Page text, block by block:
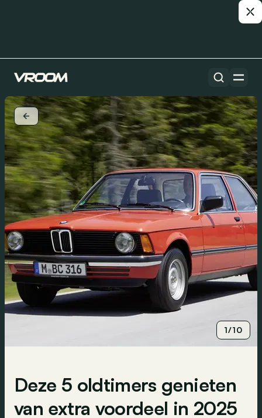
1/10
Deze 5 oldtimers genieten
van extra voordeel in 2025